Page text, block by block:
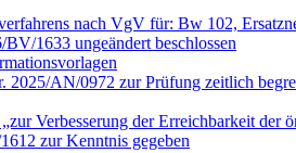
nach VgV für: Bw 102,
1633 ungeändert beschlossen
AN/0972 zur Prüfung zeitlich
Verbesserung der Erreichbarkeit
zur Kenntnis gegeben